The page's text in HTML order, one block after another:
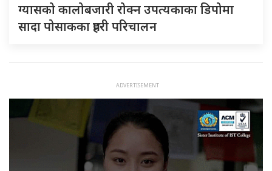
ग्यासको कालोबजारी रोक्न उपत्यकाका डिपोमा
सादा पोसाकका प्रहरी परिचालन